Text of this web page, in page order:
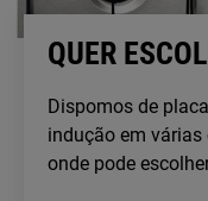
QUER
Dispomos de
indução em
onde pode